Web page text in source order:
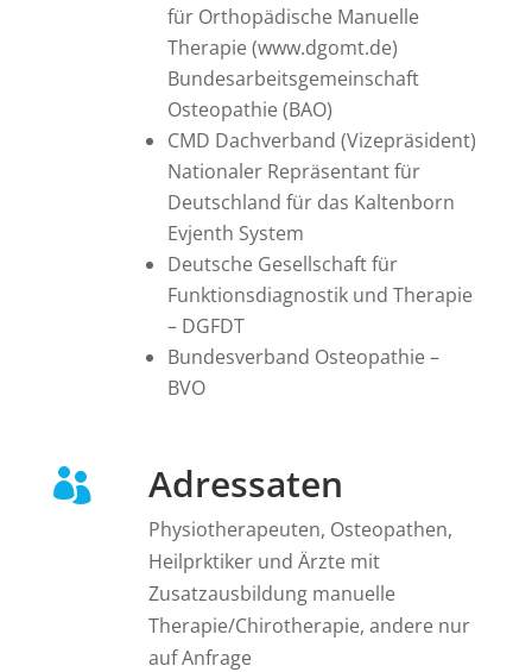
für Orthopädische Manuelle
Therapie (www.dgomt.de)
Bundesarbeitsgemeinschaft
Osteopathie (BAO)
CMD Dachverband (Vizepräsident)
Nationaler Repräsentant für
Deutschland für das Kaltenborn
Evjenth System
Deutsche Gesellschaft für
Funktionsdiagnostik und Therapie
– DGFDT
Bundesverband Osteopathie –
BVO
 Adressaten
Physiotherapeuten, Osteopathen,
Heilprktiker und Ärzte mit
Zusatzausbildung manuelle
Therapie/Chirotherapie, andere nur
auf Anfrage